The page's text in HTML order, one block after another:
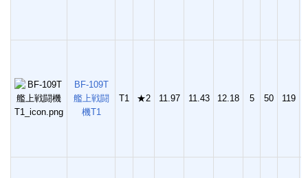
BF-109T
艦上戦闘
機T1
T1 ★2 11.97 11.43 12.18 5 50 119